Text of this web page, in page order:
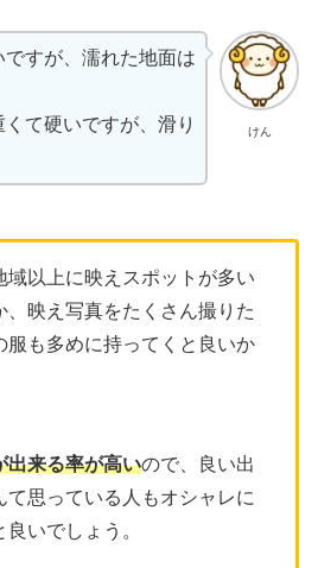
けん
ですが、濡れた地面は
くて硬いですが、滑り
域以上に映えスポットが多い
、映え写真をたくさん撮りた
服も多めに持ってくと良いか
出来る率が高いので、良い出
て思っている人もオシャレに
いでしょう。